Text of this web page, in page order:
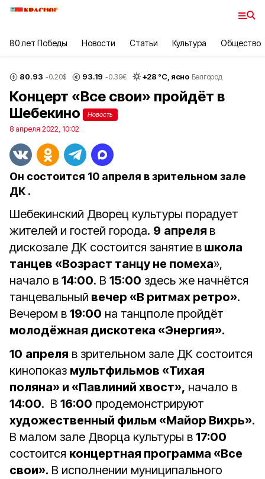
80 лет Победы Новости Статьи Культура Общество
80.93 -0.20$ 93.19 -0.39€ +28 °С, ясно Белгород
Концерт «Все свои» пройдёт в
Шебекино
Новость
8 апреля 2022, 10:02
Он состоится 10 апреля в зрительном зале
ДК .
Шебекинский Дворец культуры порадует
жителей и гостей города. 9 апреля в
дискозале ДК состоится занятие в школа
танцев «Возраст танцу не помеха»,
начало в 14:00. В 15:00 здесь же начнётся
танцевальный вечер «В ритмах ретро».
Вечером в 19:00 на танцполе пройдёт
молодёжная дискотека «Энергия».
10 апреля в зрительном зале ДК состоится
кинопоказ мультфильмов «Тихая
поляна» и «Павлиний хвост», начало в
14:00. В 16:00 продемонстрируют
художественный фильм «Майор Вихрь».
В малом зале Дворца культуры в 17:00
состоится концертная программа «Все
свои». В исполнении муниципального